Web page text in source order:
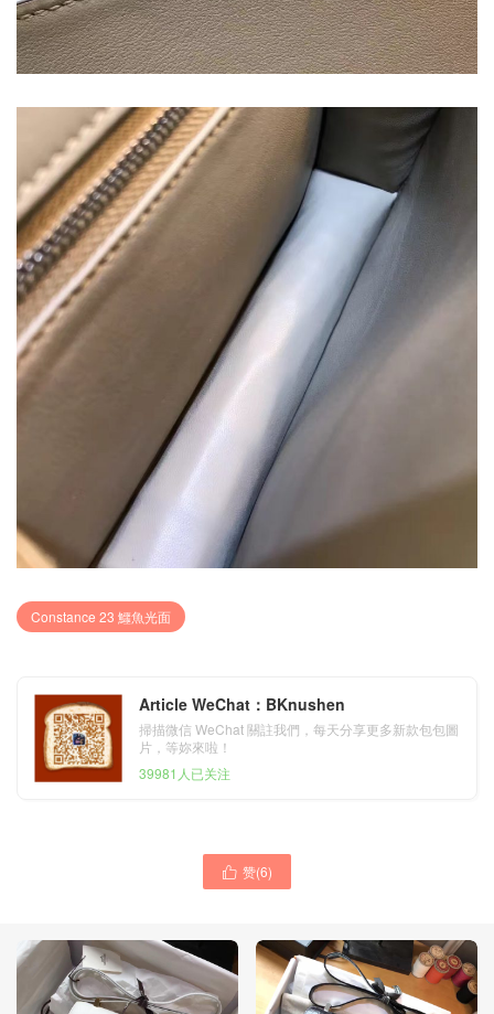
Constance 23 鱷魚光面
Article WeChat：BKnushen
掃描微信 WeChat 關註我們，每天分享更多新款包包圖
片，等妳來啦！
39981人已关注
 赞(6)